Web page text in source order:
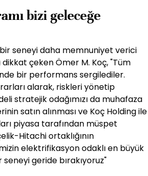
bizi geleceğe
seneyi daha memnuniyet verici
çeken Ömer M. Koç, "Tüm
bir performans sergilediler.
alarak, riskleri yönetip
stratejik odağımızı da muhafaza
satın alınması ve Koç Holding ile
piyasa tarafından müspet
Hitachi ortaklığının
elektrifikasyon odaklı en büyük
seneyi geride bırakıyoruz"